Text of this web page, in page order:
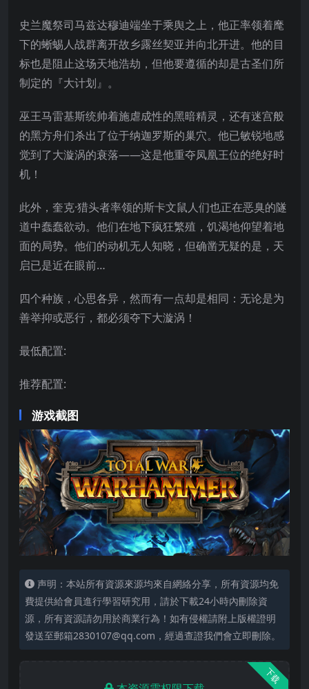
史兰魔祭司马兹达穆迪端坐于乘舆之上，他正率领着麾
下的蜥蜴人战群离开故乡露丝契亚并向北开进。他的目
标也是阻止这场天地浩劫，但他要遵循的却是古圣们所
制定的『大计划』。
巫王马雷基斯统帅着施虐成性的黑暗精灵，还有迷宫般
的黑方舟们杀出了位于纳迦罗斯的巢穴。他已敏锐地感
觉到了大漩涡的衰落——这是他重夺凤凰王位的绝好时
机！
此外，奎克·猎头者率领的斯卡文鼠人们也正在恶臭的隧
道中蠢蠢欲动。他们在地下疯狂繁殖，饥渴地仰望着地
面的局势。他们的动机无人知晓，但确凿无疑的是，天
启已是近在眼前…
四个种族，心思各异，然而有一点却是相同：无论是为
善举抑或恶行，都必须夺下大漩涡！
最低配置:
推荐配置:
游戏截图
声明：本站所有資源來源均來自網絡分享，所有資源均免
費提供給會員進行學習研究用，請於下載24小時內刪除資
源，所有資源請勿用於商業行為！如有侵權請附上版權證明
發送至郵箱2830107@qq.com，經過查證我們會立即刪除。
下载